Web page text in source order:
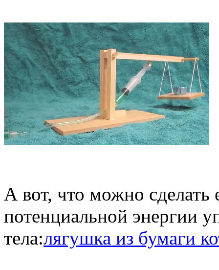
А вот, что можно
потенциальной энергии
тела:лягушка из бумаги